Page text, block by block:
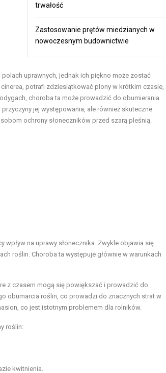
trwałość
Zastosowanie prętów miedzianych w
nowoczesnym budownictwie
uprawnych, jednak ich piękno może zostać
potrafi zdziesiątkować plony w krótkim czasie,
choroba ta może prowadzić do obumierania
jej występowania, ale również skuteczne
ochrony słoneczników przed szarą pleśnią.
wpływ na uprawy słonecznika. Zwykle objawia się
roślin. Choroba ta występuje głównie w warunkach
z czasem mogą się powiększać i prowadzić do
obumarcia roślin, co prowadzi do znacznych strat w
co jest istotnym problemem dla rolników.
roślin:
kwitnienia.